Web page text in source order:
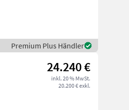
Premium Plus Händler
24.240 €
inkl. 20 % MwSt.
20.200 € exkl.